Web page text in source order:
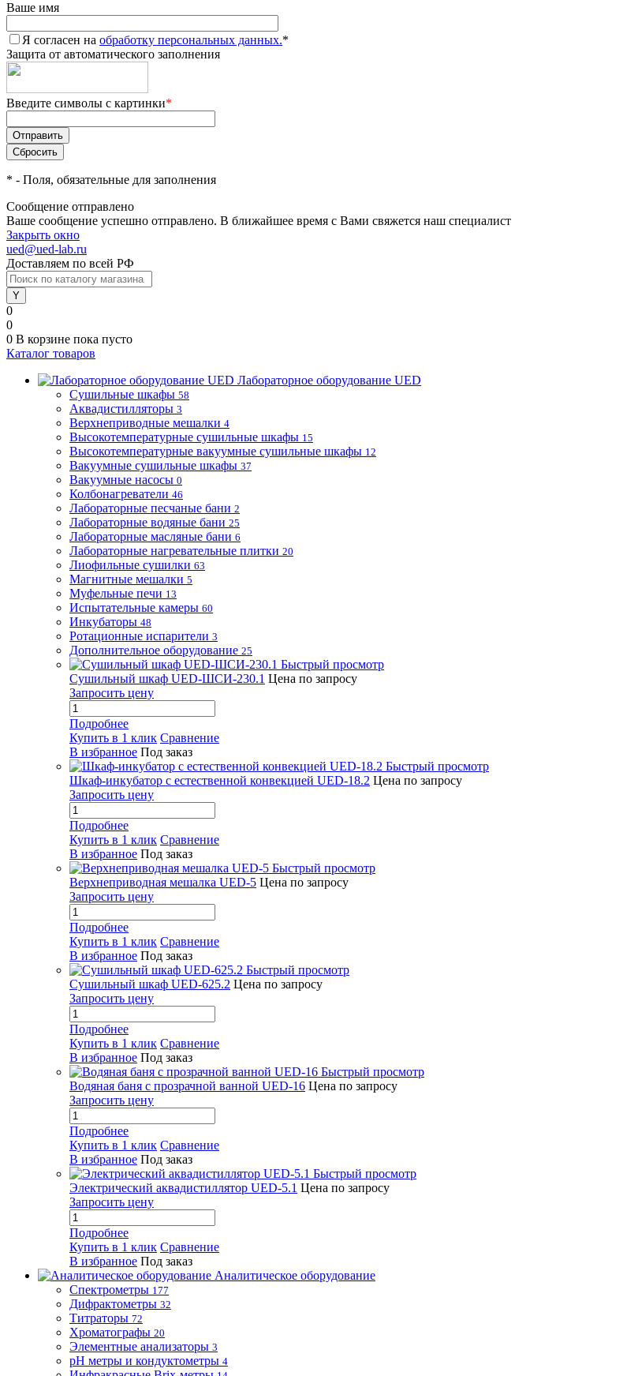
Ваше имя
Я согласен на обработку персональных данных.*
Защита от автоматического заполнения
Введите символы с картинки*
* - Поля, обязательные для заполнения
Сообщение отправлено
Ваше сообщение успешно отправлено. В ближайшее время с Вами свяжется наш специалист
Закрыть окно
ued@ued-lab.ru
Доставляем по всей РФ
0
0
0 В корзине пока пусто
Каталог товаров
Лабораторное оборудование UED
Сушильные шкафы 58
Аквадистилляторы 3
Верхнеприводные мешалки 4
Высокотемпературные сушильные шкафы 15
Высокотемпературные вакуумные сушильные шкафы 12
Вакуумные сушильные шкафы 37
Вакуумные насосы 0
Колбонагреватели 46
Лабораторные песчаные бани 2
Лабораторные водяные бани 25
Лабораторные масляные бани 6
Лабораторные нагревательные плитки 20
Лиофильные сушилки 63
Магнитные мешалки 5
Муфельные печи 13
Испытательные камеры 60
Инкубаторы 48
Ротационные испарители 3
Дополнительное оборудование 25
Быстрый просмотр
Сушильный шкаф UED-ШСИ-230.1 Цена по запросу
Запросить цену
Подробнее
Купить в 1 клик Сравнение
В избранное Под заказ
Быстрый просмотр
Шкаф-инкубатор с естественной конвекцией UED-18.2 Цена по запросу
Запросить цену
Подробнее
Купить в 1 клик Сравнение
В избранное Под заказ
Быстрый просмотр
Верхнеприводная мешалка UED-5 Цена по запросу
Запросить цену
Подробнее
Купить в 1 клик Сравнение
В избранное Под заказ
Быстрый просмотр
Сушильный шкаф UED-625.2 Цена по запросу
Запросить цену
Подробнее
Купить в 1 клик Сравнение
В избранное Под заказ
Быстрый просмотр
Водяная баня с прозрачной ванной UED-16 Цена по запросу
Запросить цену
Подробнее
Купить в 1 клик Сравнение
В избранное Под заказ
Быстрый просмотр
Электрический аквадистиллятор UED-5.1 Цена по запросу
Запросить цену
Подробнее
Купить в 1 клик Сравнение
В избранное Под заказ
Аналитическое оборудование
Спектрометры 177
Дифрактометры 32
Титраторы 72
Хроматографы 20
Элементные анализаторы 3
pH метры и кондуктометры 4